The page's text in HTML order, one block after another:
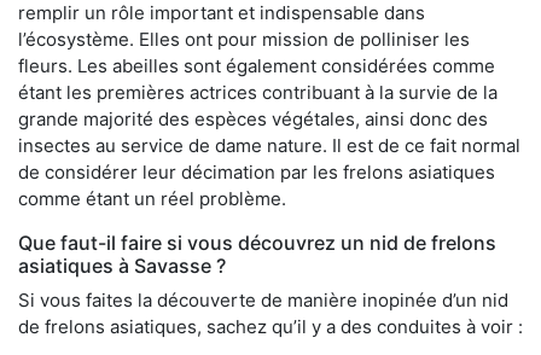
remplir un rôle important et indispensable dans
l’écosystème. Elles ont pour mission de polliniser les
fleurs. Les abeilles sont également considérées comme
étant les premières actrices contribuant à la survie de la
grande majorité des espèces végétales, ainsi donc des
insectes au service de dame nature. Il est de ce fait normal
de considérer leur décimation par les frelons asiatiques
comme étant un réel problème.
Que faut-il faire si vous découvrez un nid de frelons
asiatiques à Savasse ?
Si vous faites la découverte de manière inopinée d’un nid
de frelons asiatiques, sachez qu’il y a des conduites à voir :